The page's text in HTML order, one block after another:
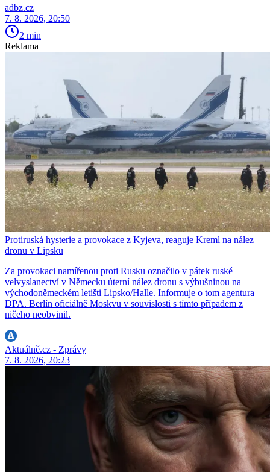
adbz.cz
7. 8. 2026, 20:50
2 min
Reklama
Protiruská hysterie a provokace z Kyjeva, reaguje Kreml na nález
dronu v Lipsku
Za provokaci namířenou proti Rusku označilo v pátek ruské
velvyslanectví v Německu úterní nález dronu s výbušninou na
východoněmeckém letišti Lipsko/Halle. Informuje o tom agentura
DPA. Berlín oficiálně Moskvu v souvislosti s tímto případem z
ničeho neobvinil.
Aktuálně.cz - Zprávy
7. 8. 2026, 20:23